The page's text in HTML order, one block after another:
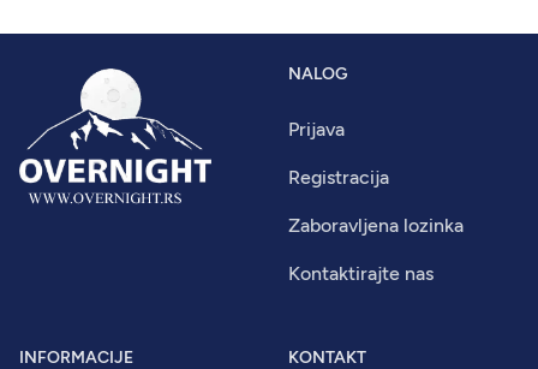
NALOG
Prijava
Registracija
Zaboravljena lozinka
Kontaktirajte nas
INFORMACIJE KONTAKT